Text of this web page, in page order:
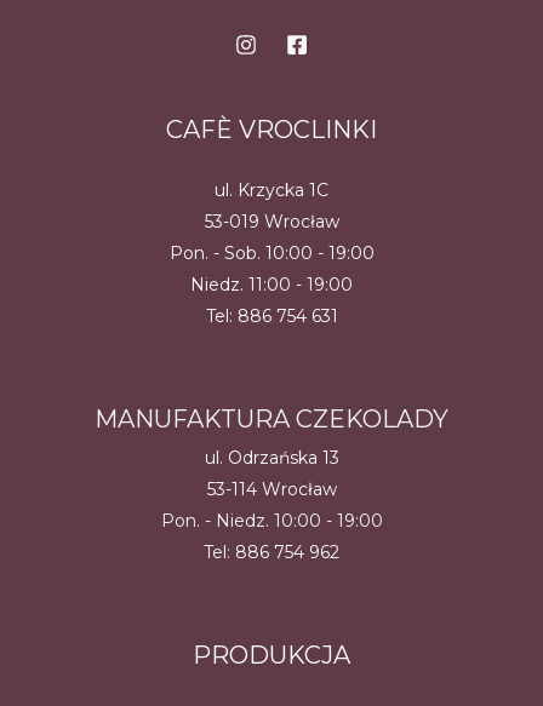
CAFÈ VROCLINKI
ul. Krzycka 1C
53-019 Wrocław
Pon. - Sob. 10:00 - 19:00
Niedz. 11:00 - 19:00
Tel: 886 754 631
MANUFAKTURA CZEKOLADY
ul. Odrzańska 13
53-114 Wrocław
Pon. - Niedz. 10:00 - 19:00
Tel: 886 754 962
PRODUKCJA